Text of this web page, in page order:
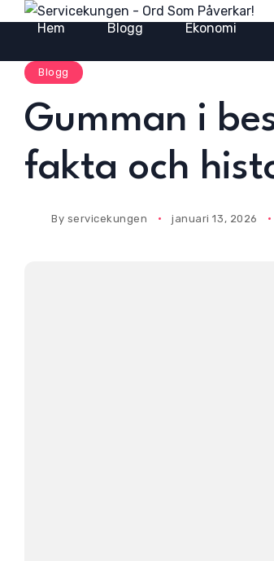
Hem Blogg Ekonomi
Blogg
Gumman i
fakta och
By servicekungen januari 13, 2026